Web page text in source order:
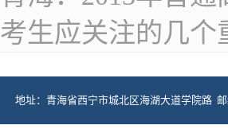
考生应关注的几个
地址：青海省西宁市城北区海湖大道学院路